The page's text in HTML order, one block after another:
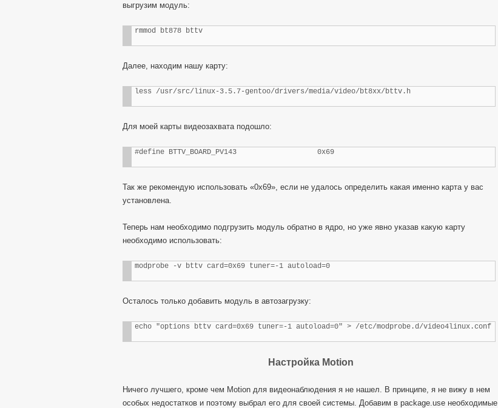
выгрузим модуль:
rmmod bt878 bttv
Далее, находим нашу карту:
less /usr/src/linux-3.5.7-gentoo/drivers/media/video/bt8xx/bttv.h
Для моей карты видеозахвата подошло:
#define BTTV_BOARD_PV143                   0x69
Так же рекомендую использовать «0x69», если не удалось определить какая именно карта у вас
установлена.
Теперь нам необходимо подгрузить модуль обратно в ядро, но уже явно указав какую карту
необходимо использовать:
modprobe -v bttv card=0x69 tuner=-1 autoload=0
Осталось только добавить модуль в автозагрузку:
echo "options bttv card=0x69 tuner=-1 autoload=0" > /etc/modprobe.d/video4linux.conf
Настройка Motion
Ничего лучшего, кроме чем Motion для видеонаблюдения я не нашел. В принципе, я не вижу в нем
особых недостатков и поэтому выбрал его для своей системы. Добавим в package.use необходимые